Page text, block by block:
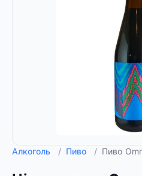
Алкоголь / Пиво / Пиво